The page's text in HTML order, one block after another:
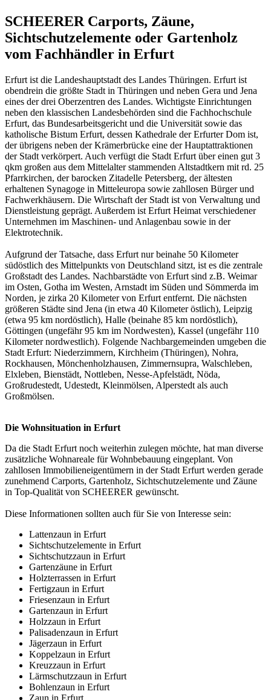
SCHEERER Carports, Zäune,
Sichtschutzelemente oder Gartenholz
vom Fachhändler in Erfurt
Erfurt ist die Landeshauptstadt des Landes Thüringen. Erfurt ist
obendrein die größte Stadt in Thüringen und neben Gera und Jena
eines der drei Oberzentren des Landes. Wichtigste Einrichtungen
neben den klassischen Landesbehörden sind die Fachhochschule
Erfurt, das Bundesarbeitsgericht und die Universität sowie das
katholische Bistum Erfurt, dessen Kathedrale der Erfurter Dom ist,
der übrigens neben der Krämerbrücke eine der Hauptattraktionen
der Stadt verkörpert. Auch verfügt die Stadt Erfurt über einen gut 3
qkm großen aus dem Mittelalter stammenden Altstadtkern mit rd. 25
Pfarrkirchen, der barocken Zitadelle Petersberg, der ältesten
erhaltenen Synagoge in Mitteleuropa sowie zahllosen Bürger und
Fachwerkhäusern. Die Wirtschaft der Stadt ist von Verwaltung und
Dienstleistung geprägt. Außerdem ist Erfurt Heimat verschiedener
Unternehmen im Maschinen- und Anlagenbau sowie in der
Elektrotechnik.
Aufgrund der Tatsache, dass Erfurt nur beinahe 50 Kilometer
südöstlich des Mittelpunkts von Deutschland sitzt, ist es die zentrale
Großstadt des Landes. Nachbarstädte von Erfurt sind z.B. Weimar
im Osten, Gotha im Westen, Arnstadt im Süden und Sömmerda im
Norden, je zirka 20 Kilometer von Erfurt entfernt. Die nächsten
größeren Städte sind Jena (in etwa 40 Kilometer östlich), Leipzig
(etwa 95 km nordöstlich), Halle (beinahe 85 km nordöstlich),
Göttingen (ungefähr 95 km im Nordwesten), Kassel (ungefähr 110
Kilometer nordwestlich). Folgende Nachbargemeinden umgeben die
Stadt Erfurt: Niederzimmern, Kirchheim (Thüringen), Nohra,
Rockhausen, Mönchenholzhausen, Zimmernsupra, Walschleben,
Elxleben, Bienstädt, Nottleben, Nesse-Apfelstädt, Nöda,
Großrudestedt, Udestedt, Kleinmölsen, Alperstedt als auch
Großmölsen.
Die Wohnsituation in Erfurt
Da die Stadt Erfurt noch weiterhin zulegen möchte, hat man diverse
zusätzliche Wohnareale für Wohnbebauung eingeplant. Von
zahllosen Immobilieneigentümern in der Stadt Erfurt werden gerade
zunehmend Carports, Gartenholz, Sichtschutzelemente und Zäune
in Top-Qualität von SCHEERER gewünscht.
Diese Informationen sollten auch für Sie von Interesse sein:
Lattenzaun in Erfurt
Sichtschutzelemente in Erfurt
Sichtschutzzaun in Erfurt
Gartenzäune in Erfurt
Holzterrassen in Erfurt
Fertigzaun in Erfurt
Friesenzaun in Erfurt
Gartenzaun in Erfurt
Holzzaun in Erfurt
Palisadenzaun in Erfurt
Jägerzaun in Erfurt
Koppelzaun in Erfurt
Kreuzzaun in Erfurt
Lärmschutzzaun in Erfurt
Bohlenzaun in Erfurt
Zaun in Erfurt